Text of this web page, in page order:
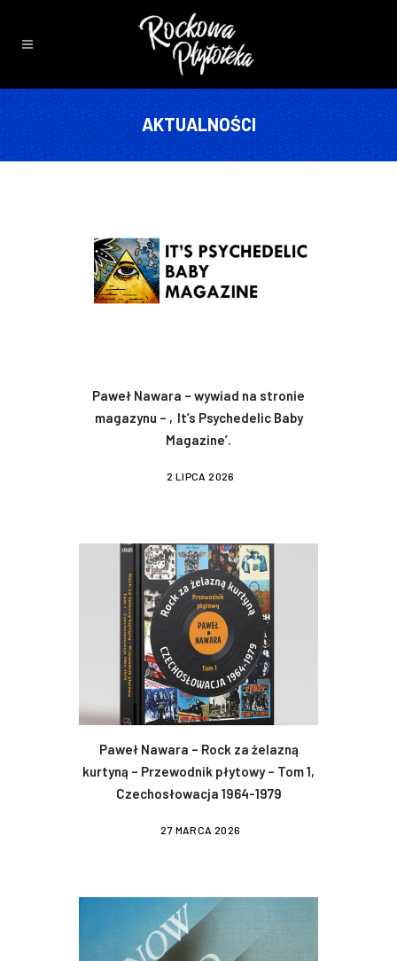
AKTUALNOŚCI
Paweł Nawara – wywiad na stronie
magazynu – ‚It’s Psychedelic Baby
Magazine’.
2 LIPCA 2026
Paweł Nawara – Rock za żelazną
kurtyną – Przewodnik płytowy – Tom 1,
Czechosłowacja 1964-1979
27 MARCA 2026